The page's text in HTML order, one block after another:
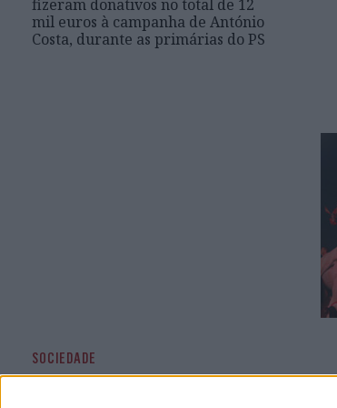
fizeram donativos no total de 12
mil euros à campanha de António
Costa, durante as primárias do PS
SOCIEDADE
Nova GALERIA DE